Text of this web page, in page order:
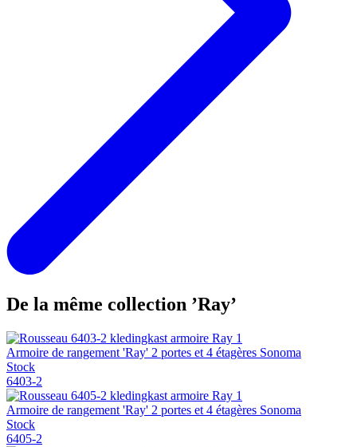
De la même collection ’Ray’
Armoire de rangement 'Ray' 2 portes et 4 étagères Sonoma
Stock
6403-2
Armoire de rangement 'Ray' 2 portes et 4 étagères Sonoma
Stock
6405-2